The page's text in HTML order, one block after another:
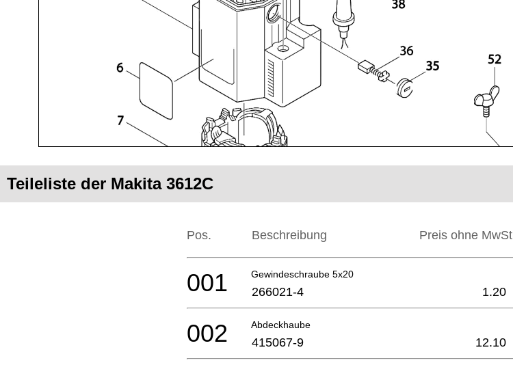
Teileliste der Makita 3612C
Pos. Beschreibung Preis ohne MwSt
Gewindeschraube 5x20
001 266021-4 1.20
Abdeckhaube
002 415067-9 12.10